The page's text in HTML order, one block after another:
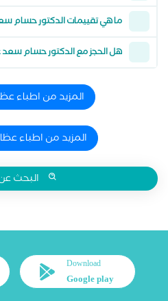
ما هي تقييمات الدكتور حسام
هل الحجز مع الدكتور حسام سعد
المزيد من اطباء
المزيد من اطباء
البحث
Download
Google play